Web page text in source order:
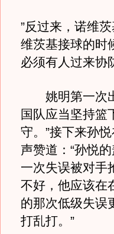
”反过来，诺维
维茨基接球的时
必须有人过来协
姚明第一次出
国队应当坚持篮
守。”接下来孙
声赞道：“孙悦
一次失误被对手
不好，他应该在
的那次低级失误
打乱打。”